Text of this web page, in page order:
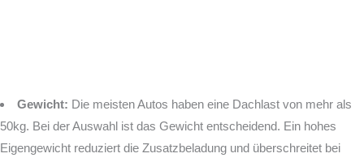
Gewicht: Die meisten Autos haben eine Dachlast von mehr als
50kg. Bei der Auswahl ist das Gewicht entscheidend. Ein hohes
Eigengewicht reduziert die Zusatzbeladung und überschreitet bei